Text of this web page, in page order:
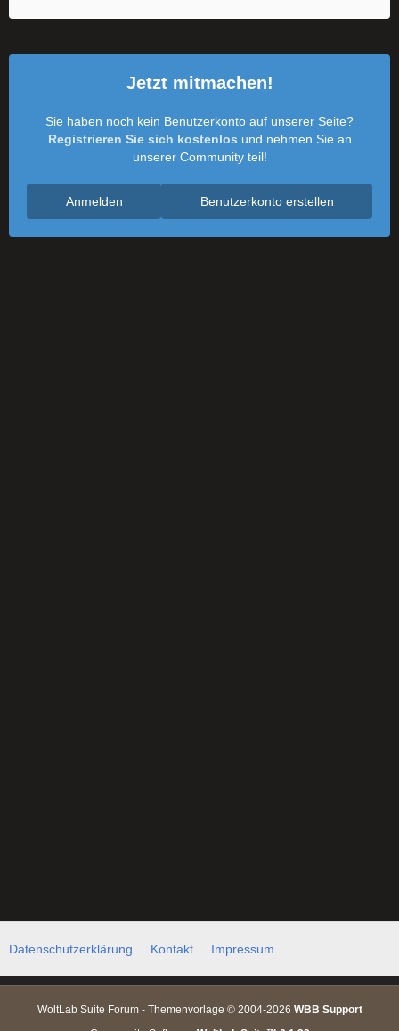
Jetzt mitmachen!
Sie haben noch kein Benutzerkonto auf unserer Seite?
Registrieren Sie sich kostenlos und nehmen Sie an
unserer Community teil!
Benutzerkonto erstellen
Anmelden
Datenschutzerklärung Kontakt Impressum
WoltLab Suite Forum - Themenvorlage © 2004-2026 WBB Support